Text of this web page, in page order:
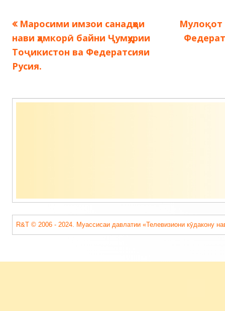
Навигация
по
записям
Предыдущая
запись:
Маросими имзои санадҳои
нави ҳамкорӣ байни Ҷумҳурии
Тоҷикистон ва Федератсияи
Русия.
запись:
Мулоқот
Содержимое
R&T © 2006 - 2024. Муассисаи давлатии «Телевизиони кӯдакону